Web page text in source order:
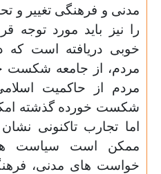
مدنی و فرهنگی تغییر و
را نیز باید مورد توجه
خوبی دریافته است که
مردم، از جامعه شکست
مردم از حاکمیت
شکست خورده گذشته
اما تجارب تاکنونی
ممکن است سیاست
خواست های مدنی،